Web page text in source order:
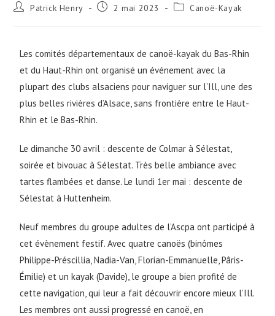
Patrick Henry 2 mai 2023 Canoë-Kayak
Les comités départementaux de canoë-kayak du Bas-Rhin
et du Haut-Rhin ont organisé un événement avec la
plupart des clubs alsaciens pour naviguer sur l’Ill, une des
plus belles rivières d’Alsace, sans frontière entre le Haut-
Rhin et le Bas-Rhin.
Le dimanche 30 avril : descente de Colmar à Sélestat,
soirée et bivouac à Sélestat. Très belle ambiance avec
tartes flambées et danse. Le lundi 1er mai : descente de
Sélestat à Huttenheim.
Neuf membres du groupe adultes de l’Ascpa ont participé à
cet évènement festif. Avec quatre canoës (binômes
Philippe-Préscillia, Nadia-Van, Florian-Emmanuelle, Pâris-
Émilie) et un kayak (Davide), le groupe a bien profité de
cette navigation, qui leur a fait découvrir encore mieux l’Ill.
Les membres ont aussi progressé en canoë, en